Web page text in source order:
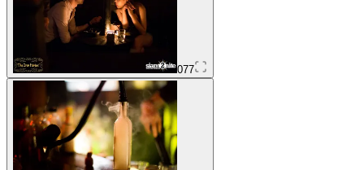
077